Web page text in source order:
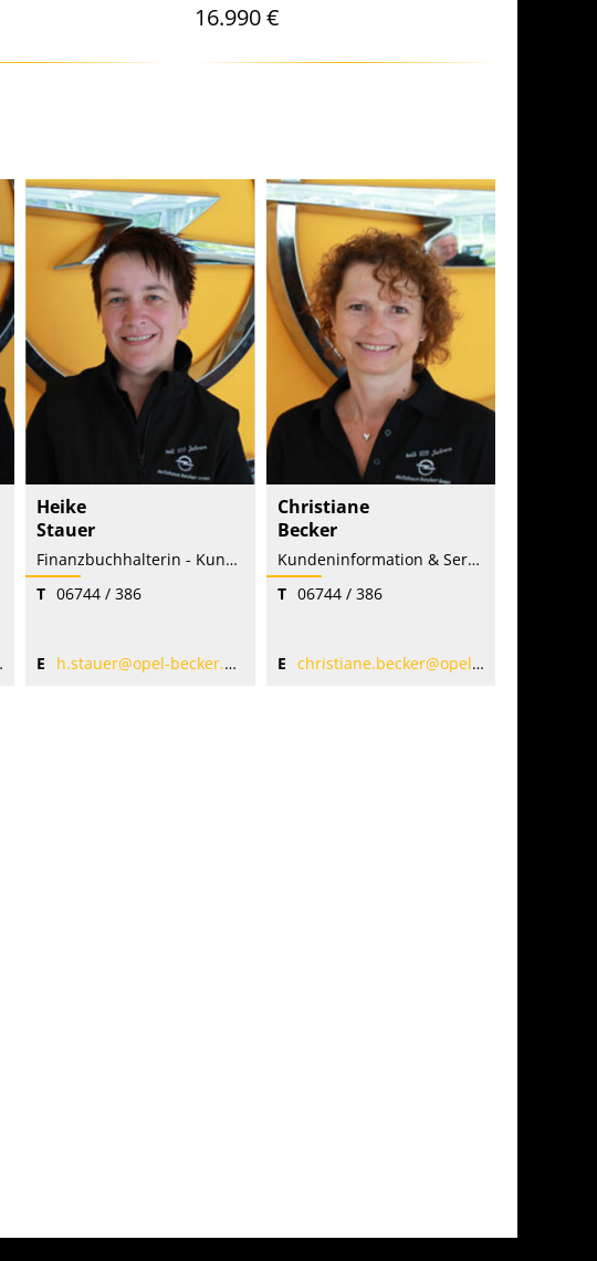
16.990 €
Heike
Stauer
Finanzbuchhalterin - Kundeninformation & Service
T 06744 / 386
E h.stauer@opel-becker.de
Christiane
Becker
Kundeninformation & Service
T 06744 / 386
E christiane.becker@opel-becker.de